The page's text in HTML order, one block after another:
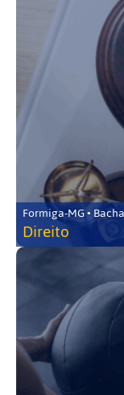
Formiga-MG •
Direito